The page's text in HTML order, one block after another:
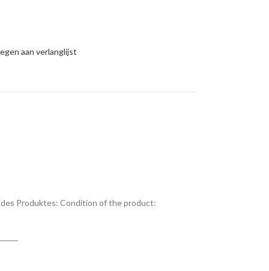
aan verlanglijst
Produktes: Condition of the product: